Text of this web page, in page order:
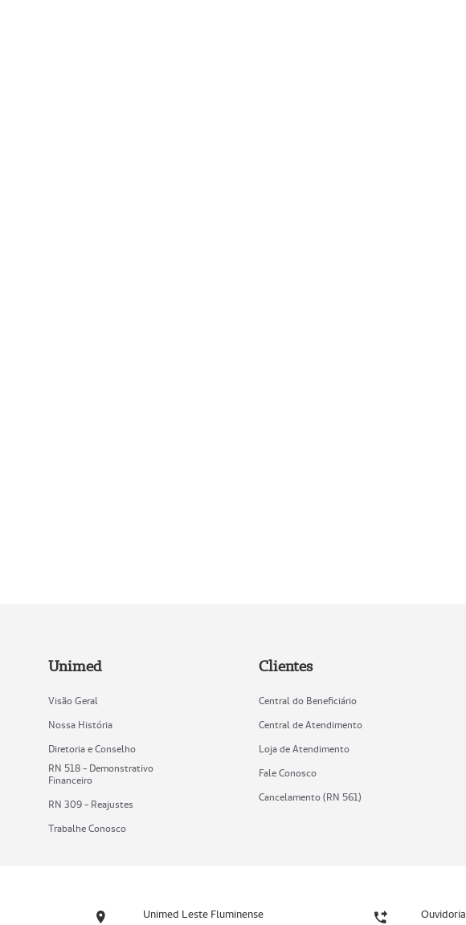
Unimed
Visão Geral
Nossa História
Diretoria e Conselho
RN 518 - Demonstrativo
Financeiro
RN 309 - Reajustes
Trabalhe Conosco
Clientes
Central do Beneficiário
Central de Atendimento
Loja de Atendimento
Fale Conosco
Cancelamento (RN 561)
Unimed Leste Fluminense Ouvidoria